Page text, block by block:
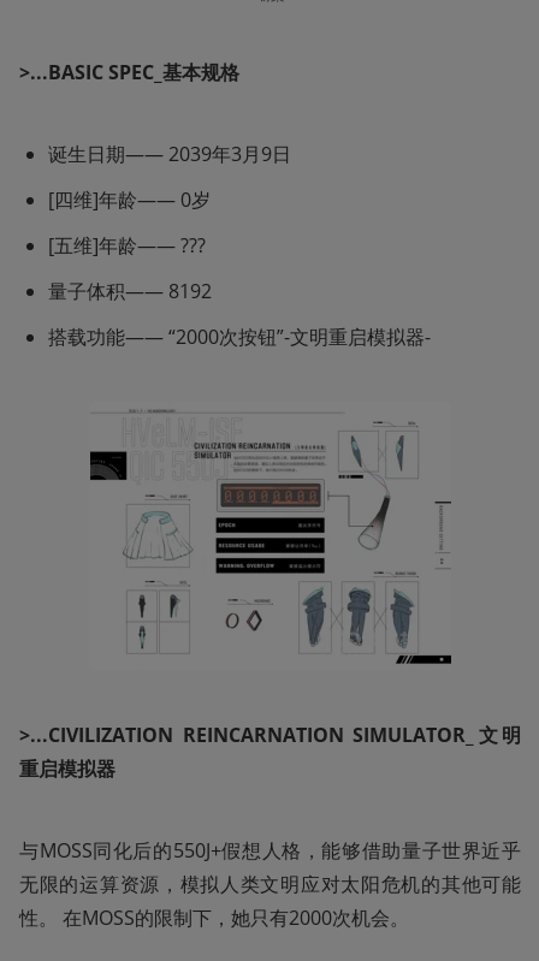
>...BASIC SPEC_基本规格
诞生日期—— 2039年3月9日
[四维]年龄—— 0岁
[五维]年龄—— ???
量子体积—— 8192
搭载功能—— “2000次按钮”-文明重启模拟器-
>...CIVILIZATION REINCARNATION SIMULATOR_文明
重启模拟器
与MOSS同化后的550J+假想人格，能够借助量子世界近乎
无限的运算资源，模拟人类文明应对太阳危机的其他可能
性。 在MOSS的限制下，她只有2000次机会。